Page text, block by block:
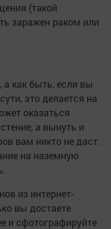
(такой
заражен раком или
а как быть, если вы
это делается на
оказаться
а вынуть и
вам никто не даст.
на наземную
из интернет-
вы достаете
и сфотографируйте